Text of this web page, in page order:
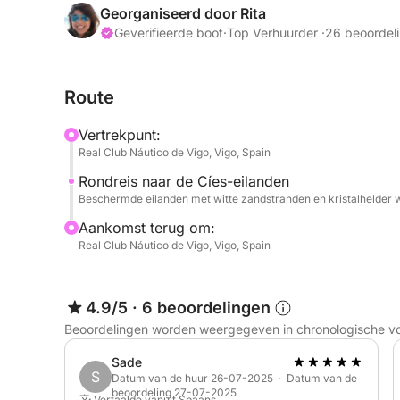
persoonlijke service.
voorkeuren.
Deze ervaring is ideaal om te ontspannen, te
gelegenheden te vieren in een exclusieve en
Inbegrepen:
Paddleboard
Een volledig naar wens samen te stellen dag op
van de mooiste plekjes rond Vigo.
Georganiseerd door Rita
Geverifieerde boot·Top Verhuurder ·26
Route
Vertrekpunt:
Real Club Náutico de Vigo, Vigo, Spain
Rondreis naar de Cíes-eilanden
Beschermde eilanden met witte zandstranden en kristalhelder
Aankomst terug om:
Real Club Náutico de Vigo, Vigo, Spain
4.9/5 · 6 beoordelingen
Beoordelingen worden weergegeven in chronologische
S
Sade
Datum van de huur 26-07-2025 · Datum van de
beoordeling 27-07-2025